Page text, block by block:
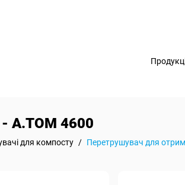
- А.ТОМ 4600
для компосту / Перетрушувач для